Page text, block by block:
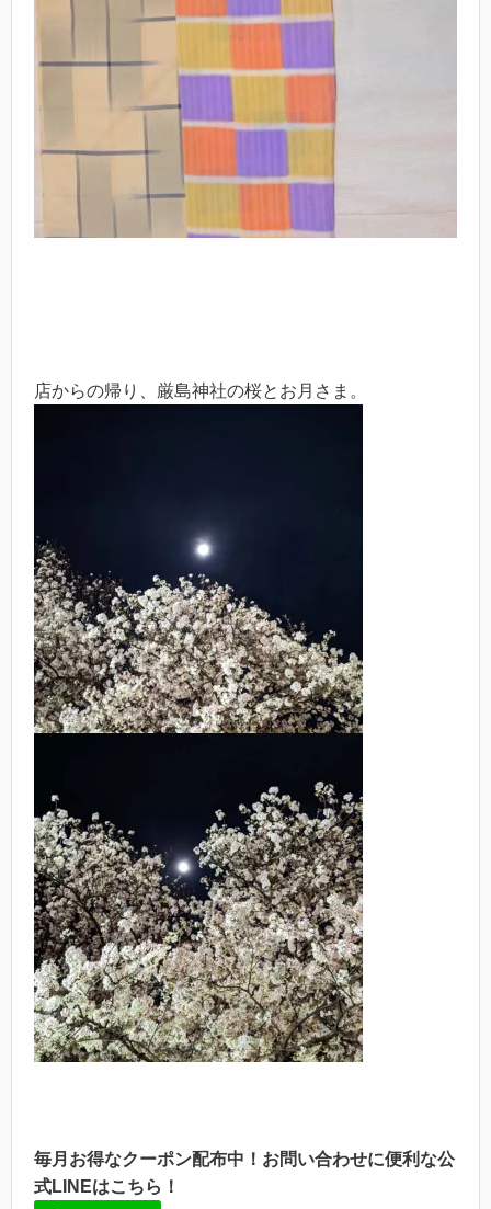
店からの帰り、厳島神社の桜とお月さま。
毎月お得なクーポン配布中！お問い合わせに便利な公
式LINEはこちら！